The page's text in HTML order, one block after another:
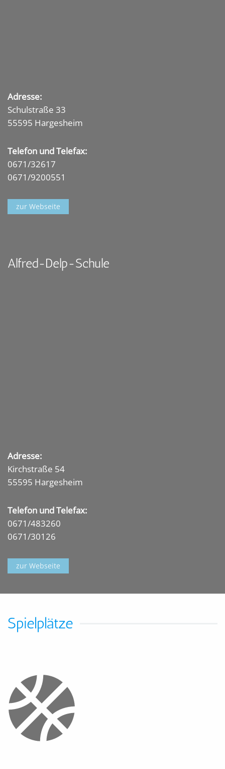
Adresse:
Schulstraße 33
55595 Hargesheim
Telefon und Telefax:
0671/32617
0671/9200551
zur Webseite
Alfred-Delp-Schule
Adresse:
Kirchstraße 54
55595 Hargesheim
Telefon und Telefax:
0671/483260
0671/30126
zur Webseite
Spielplätze